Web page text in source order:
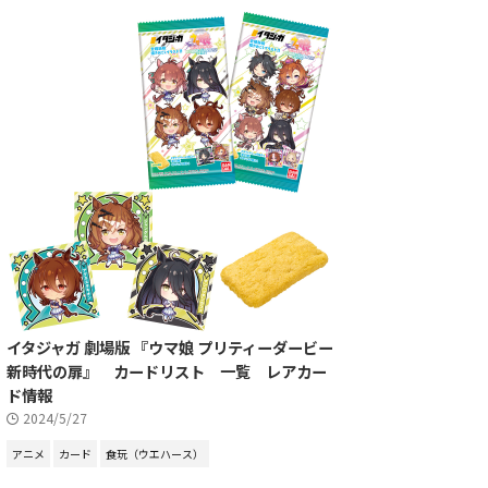
イタジャガ 劇場版 『ウマ娘 プリティーダービー
新時代の扉』 カードリスト 一覧 レアカー
ド情報
2024/5/27
アニメ カード 食玩（ウエハース）